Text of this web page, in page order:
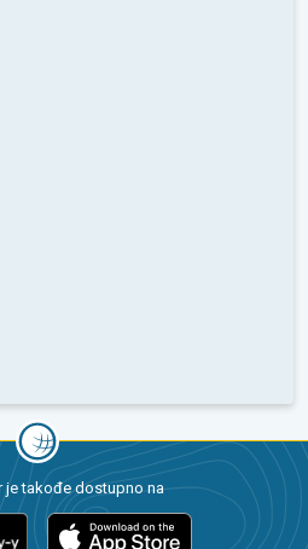
je takođe dostupno na